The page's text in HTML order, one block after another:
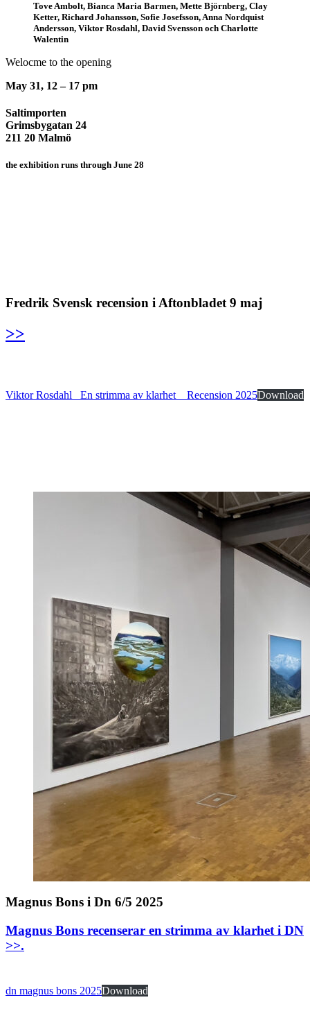
Tove Ambolt, Bianca Maria Barmen, Mette Björnberg, Clay
Ketter, Richard Johansson, Sofie Josefsson, Anna Nordquist
Andersson, Viktor Rosdahl, David Svensson och Charlotte
Walentin
Welocme to the opening
May 31, 12 – 17 pm
Saltimporten
Grimsbygatan 24
211 20 Malmö
the exhibition runs through June 28
Fredrik Svensk recension i Aftonbladet 9 maj
>>
Viktor Rosdahl_ En strimma av klarhet _ Recension 2025Download
Magnus Bons i Dn 6/5 2025
Magnus Bons recenserar en strimma av klarhet i DN
>>.
dn magnus bons 2025Download